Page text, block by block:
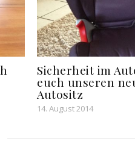
Sicherheit im
euch unseren
Autositz
14. August 2014